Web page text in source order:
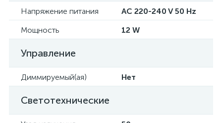
Напряжение питания
AC 220-240 V 50 Hz
Мощность
12 W
Управление
Диммируемый(ая) Нет
Светотехнические